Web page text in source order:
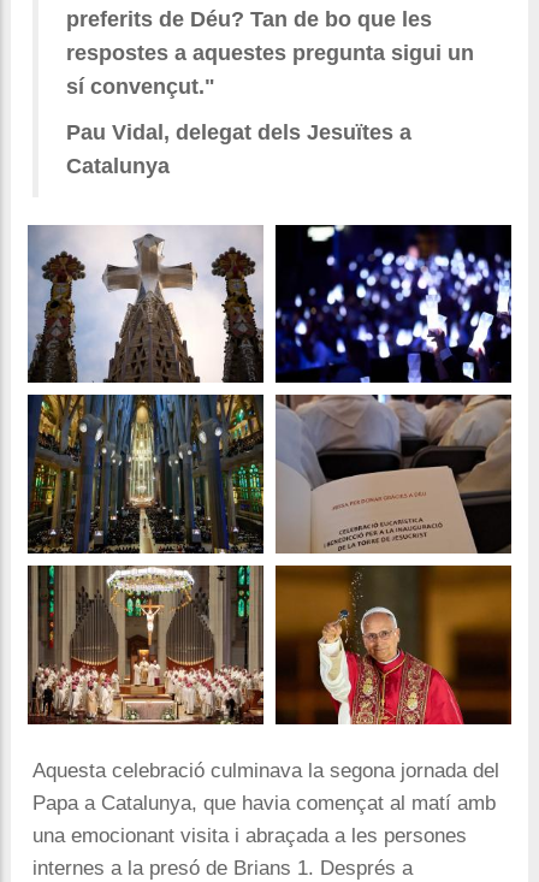
preferits de Déu? Tan de bo que les
respostes a aquestes pregunta sigui un
sí convençut."
Pau Vidal, delegat dels Jesuïtes a
Catalunya
Aquesta celebració culminava la segona jornada del
Papa a Catalunya, que havia començat al matí amb
una emocionant visita i abraçada a les persones
internes a la presó de Brians 1. Després a